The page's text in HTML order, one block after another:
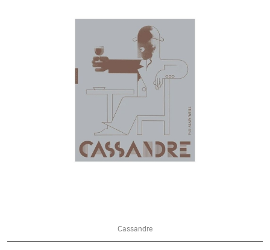
Cassandre